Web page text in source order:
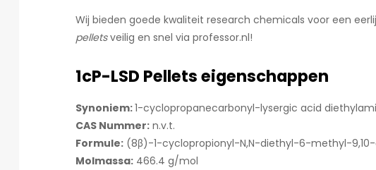
Wij bieden goede kwaliteit research chemicals voor een
pelletsveilig en snel via professor.nl!
1cP-LSD Pelletseigenschappen
Synoniem:1-cyclopropanecarbonyl-lysergic acid
CAS Nummer: n.v.t.
Formule: (8β)-1-cyclopropionyl-N,N-diethyl-6-methyl-
Molmassa: 466.4 g/mol